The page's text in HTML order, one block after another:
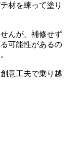
材を練って塗り
んが、補修せず
可能性があるの
意工夫で乗り越